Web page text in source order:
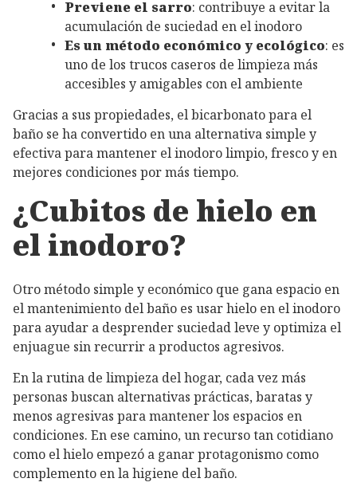
Previene el sarro: contribuye a evitar la
acumulación de suciedad en el inodoro
Es un método económico y ecológico: es
uno de los trucos caseros de limpieza más
accesibles y amigables con el ambiente
Gracias a sus propiedades, el bicarbonato para el
baño se ha convertido en una alternativa simple y
efectiva para mantener el inodoro limpio, fresco y en
mejores condiciones por más tiempo.
¿Cubitos de hielo en
el inodoro?
Otro método simple y económico que gana espacio en
el mantenimiento del baño es usar hielo en el inodoro
para ayudar a desprender suciedad leve y optimiza el
enjuague sin recurrir a productos agresivos.
En la rutina de limpieza del hogar, cada vez más
personas buscan alternativas prácticas, baratas y
menos agresivas para mantener los espacios en
condiciones. En ese camino, un recurso tan cotidiano
como el hielo empezó a ganar protagonismo como
complemento en la higiene del baño.